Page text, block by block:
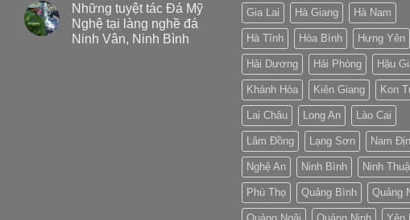
Những tuyệt tác Đá Mỹ
Nghệ tại làng nghề đá
Ninh Vân, Ninh Bình
Gia Lai Hà Giang Hà Nam
Hà Tĩnh Hòa Bình Hưng Yên
Hải Dương Hải Phòng Hậu
Khánh Hòa Kiên Giang Kon
Lai Châu Long An Lào Cai
Lâm Đồng Lạng Sơn Nam
Nghệ An Ninh Bình Ninh
Phú Thọ Quảng Bình Quảng